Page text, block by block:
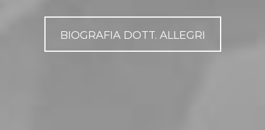
BIOGRAFIA DOTT. ALLEGRI